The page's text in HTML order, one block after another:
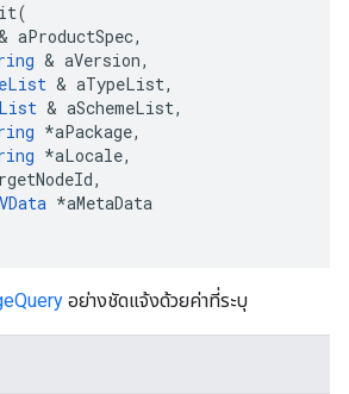
aProductSpec,
& aVersion,
& aTypeList,
& aSchemeList,
*aPackage,
*aLocale,
*aMetaData
อย่างชัดแจ้งด้วยค่าที่ระบุ